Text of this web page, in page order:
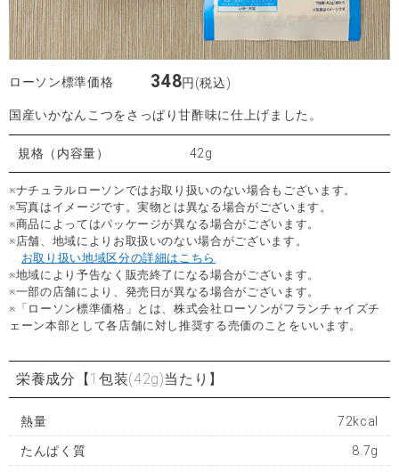
ローソン標準価格 348円(税込)
国産いかなんこつをさっぱり甘酢味に仕上げました。
規格（内容量） 42g
※ナチュラルローソンではお取り扱いのない場合もございます。
※写真はイメージです。実物とは異なる場合がございます。
※商品によってはパッケージが異なる場合がございます。
※店舗、地域によりお取扱いのない場合がございます。
お取り扱い地域区分の詳細はこちら
※地域により予告なく販売終了になる場合がございます。
※一部の店舗により、発売日が異なる場合がございます。
※「ローソン標準価格」とは、株式会社ローソンがフランチャイズチ
ェーン本部として各店舗に対し推奨する売価のことをいいます。
栄養成分 【1包装(42g)当たり】
熱量 72kcal
たんぱく質 8.7g